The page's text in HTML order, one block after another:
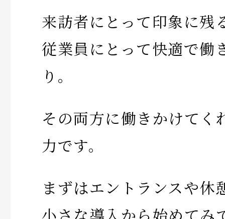
来訪者にとって印象に残
従業員にとって快適で働
り。
その両方に働きかけてく
力です。
まずはエントランスや休